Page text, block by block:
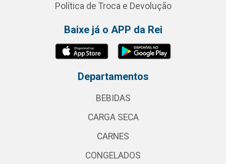
Política de Troca e Devolução
Baixe já o APP da Rei
Departamentos
BEBIDAS
CARGA SECA
CARNES
CONGELADOS